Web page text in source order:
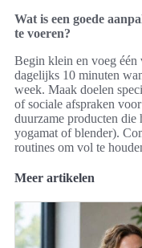
Wat is een goede
te voeren?
Begin klein en voeg
dagelijks 10 minuten
week. Maak doelen
of sociale afspraken
duurzame producten die
yogamat of blender).
routines om vol te
Meer artikelen